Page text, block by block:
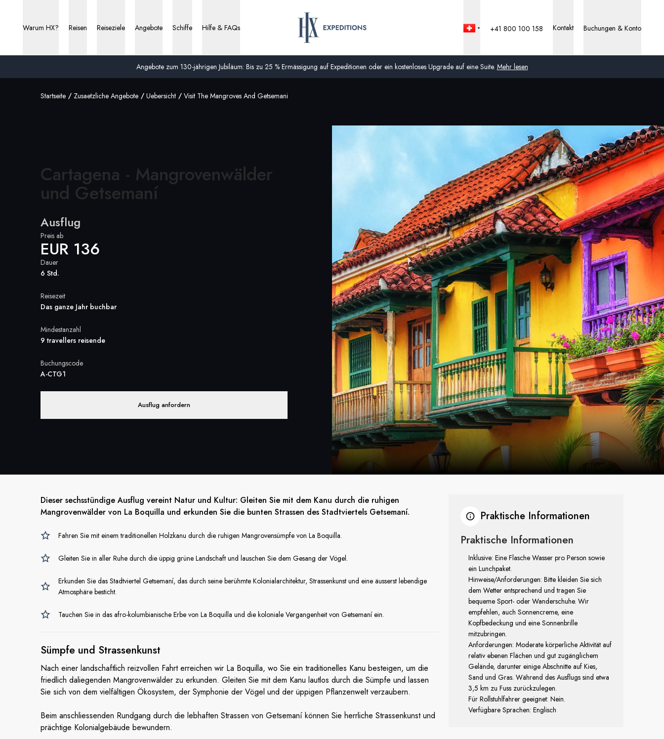
Angebote zum 130-jährigen Jubiläum: Bis zu 25 % Ermässigung auf Expeditionen oder ein kostenloses Upgrade auf eine Suite. Mehr lesen
Warum HX? Reisen Reiseziele Angebote Schiffe Hilfe & FAQs
Vereinigtes Königreich
(England, Schottland,
Wales und Nordirland)
USA
Deutschland
Schweiz
Frankreich
Schweden
Dänemark
Norwegen
+41 800 100 158 Kontakt Buchungen & Konto
Startseite Zusaetzliche Angebote Uebersicht Visit The Mangroves And Getsemani
Cartagena - Mangrovenwälder
und Getsemaní
Ausflug
Preis ab
EUR 136
Dauer
6 Std.
Reisezeit
Das ganze Jahr buchbar
Mindestanzahl
9 travellers reisende
Buchungscode
A-CTG1
Ausflug anfordern
Dieser sechsstündige Ausflug vereint Natur und Kultur: Gleiten Sie mit dem Kanu durch die ruhigen
Mangrovenwälder von La Boquilla und erkunden Sie die bunten Strassen des Stadtviertels Getsemaní.
Fahren Sie mit einem traditionellen Holzkanu durch die ruhigen Mangrovensümpfe von La Boquilla.
Gleiten Sie in aller Ruhe durch die üppig grüne Landschaft und lauschen Sie dem Gesang der Vögel.
Erkunden Sie das Stadtviertel Getsemaní, das durch seine berühmte Kolonialarchitektur, Strassenkunst und eine äusserst lebendige
Atmosphäre besticht.
Tauchen Sie in das afro-kolumbianische Erbe von La Boquilla und die koloniale Vergangenheit von Getsemaní ein.
Sümpfe und Strassenkunst
Nach einer landschaftlich reizvollen Fahrt erreichen wir La Boquilla, wo Sie ein traditionelles Kanu besteigen, um die
friedlich daliegenden Mangrovenwälder zu erkunden. Gleiten Sie mit dem Kanu lautlos durch die Sümpfe und lassen
Sie sich von dem vielfältigen Ökosystem, der Symphonie der Vögel und der üppigen Pflanzenwelt verzaubern.
Beim anschliessenden Rundgang durch die lebhaften Strassen von Getsemaní können Sie herrliche Strassenkunst und
prächtige Kolonialgebäude bewundern.
Praktische Informationen
Praktische Informationen
Inklusive: Eine Flasche Wasser pro Person sowie
ein Lunchpaket.
Hinweise/Anforderungen: Bitte kleiden Sie sich
dem Wetter entsprechend und tragen Sie
bequeme Sport- oder Wanderschuhe. Wir
empfehlen, auch Sonnencreme, eine
Kopfbedeckung und eine Sonnenbrille
mitzubringen.
Anforderungen: Moderate körperliche Aktivität auf
relativ ebenen Flächen und gut zugänglichem
Gelände, darunter einige Abschnitte auf Kies,
Sand und Gras. Während des Ausflugs sind etwa
3,5 km zu Fuss zurückzulegen.
Für Rollstuhlfahrer geeignet: Nein.
Verfügbare Sprachen: Englisch